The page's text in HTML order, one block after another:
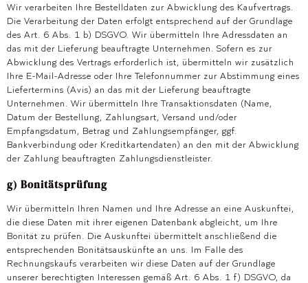
Wir verarbeiten Ihre Bestelldaten zur Abwicklung des Kaufvertrags.
Die Verarbeitung der Daten erfolgt entsprechend auf der Grundlage
des Art. 6 Abs. 1 b) DSGVO. Wir übermitteln Ihre Adressdaten an
das mit der Lieferung beauftragte Unternehmen. Sofern es zur
Abwicklung des Vertrags erforderlich ist, übermitteln wir zusätzlich
Ihre E-Mail-Adresse oder Ihre Telefonnummer zur Abstimmung eines
Liefertermins (Avis) an das mit der Lieferung beauftragte
Unternehmen. Wir übermitteln Ihre Transaktionsdaten (Name,
Datum der Bestellung, Zahlungsart, Versand und/oder
Empfangsdatum, Betrag und Zahlungsempfänger, ggf.
Bankverbindung oder Kreditkartendaten) an den mit der Abwicklung
der Zahlung beauftragten Zahlungsdienstleister.
g) Bonitätsprüfung
Wir übermitteln Ihren Namen und Ihre Adresse an eine Auskunftei,
die diese Daten mit ihrer eigenen Datenbank abgleicht, um Ihre
Bonität zu prüfen. Die Auskunftei übermittelt anschließend die
entsprechenden Bonitätsauskünfte an uns. Im Falle des
Rechnungskaufs verarbeiten wir diese Daten auf der Grundlage
unserer berechtigten Interessen gemäß Art. 6 Abs. 1 f) DSGVO, da